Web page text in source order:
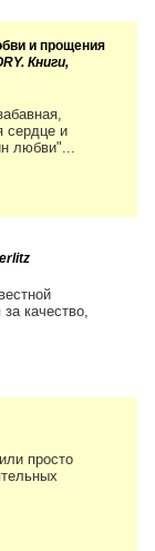
и прощения
Книги,
сердце и
любви"...
качество,
просто